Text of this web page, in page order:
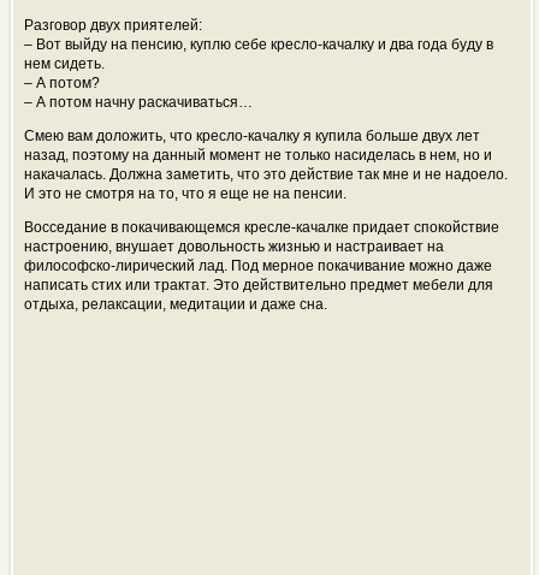
Разговор двух приятелей:
– Вот выйду на пенсию, куплю себе кресло-качалку и два года буду в
нем сидеть.
– А потом?
– А потом начну раскачиваться…
Смею вам доложить, что кресло-качалку я купила больше двух лет
назад, поэтому на данный момент не только насиделась в нем, но и
накачалась. Должна заметить, что это действие так мне и не надоело.
И это не смотря на то, что я еще не на пенсии.
Восседание в покачивающемся кресле-качалке придает спокойствие
настроению, внушает довольность жизнью и настраивает на
философско-лирический лад. Под мерное покачивание можно даже
написать стих или трактат. Это действительно предмет мебели для
отдыха, релаксации, медитации и даже сна.